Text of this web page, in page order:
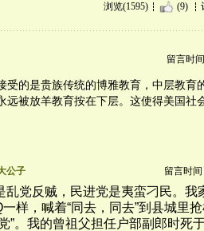
浏览(1595) (9)
留言时
受的是贵族传统的博雅教育，中层教育
远被放羊教育按在下层。这使得美国社
公子 留言时间
乱党反贼，民进党是夷蛮刁民。我
样，喊着“同去，同去”到县城里
”。我的曾祖父担任户部副郎时死